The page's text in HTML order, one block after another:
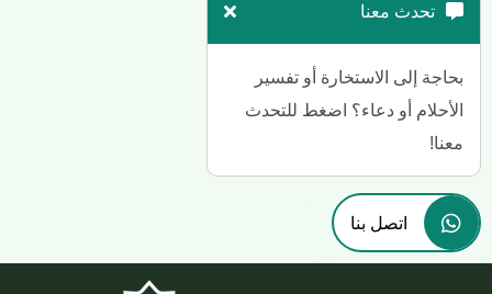
تحدث معنا
بحاجة إلى الاستخارة أو تفسير
الأحلام أو دعاء؟ اضغط للتحدث
معنا!
اتصل بنا